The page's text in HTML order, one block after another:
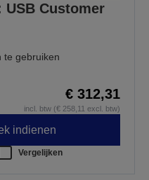
USB Customer
te gebruiken
€ 312,31
incl. btw (€ 258,11 excl. btw)
indienen
Vergelijken